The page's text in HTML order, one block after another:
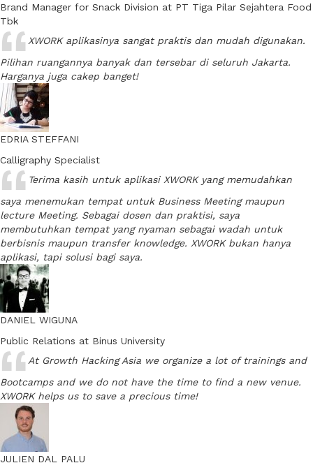
Brand Manager for Snack Division at PT Tiga Pilar Sejahtera Food
Tbk
XWORK aplikasinya sangat praktis dan mudah digunakan.
Pilihan ruangannya banyak dan tersebar di seluruh Jakarta.
Harganya juga cakep banget!
EDRIA STEFFANI
Calligraphy Specialist
Terima kasih untuk aplikasi XWORK yang memudahkan
saya menemukan tempat untuk Business Meeting maupun
lecture Meeting. Sebagai dosen dan praktisi, saya
membutuhkan tempat yang nyaman sebagai wadah untuk
berbisnis maupun transfer knowledge. XWORK bukan hanya
aplikasi, tapi solusi bagi saya.
DANIEL WIGUNA
Public Relations at Binus University
At Growth Hacking Asia we organize a lot of trainings and
Bootcamps and we do not have the time to find a new venue.
XWORK helps us to save a precious time!
JULIEN DAL PALU